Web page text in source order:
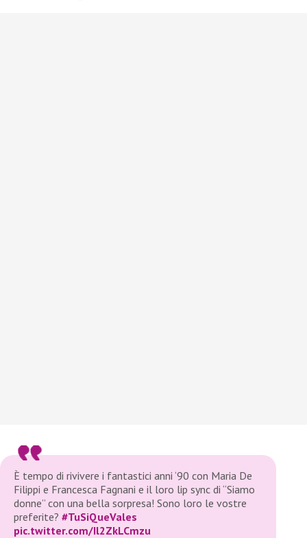
È tempo di rivivere i fantastici anni ‘90 con Maria De
Filippi e Francesca Fagnani e il loro lip sync di “Siamo
donne” con una bella sorpresa! Sono loro le vostre
preferite? #TuSiQueVales
pic.twitter.com/Il2ZkLCmzu